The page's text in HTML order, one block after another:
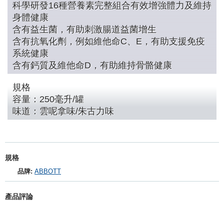
科學研發16種營養素完整組合有效增強體力及維持
身體健康
含有益生菌，有助刺激腸道益菌增生
含有抗氧化劑，例如維他命C、E，有助支援免疫
系統健康
含有鈣質及維他命D，有助維持骨骼健康
規格
容量： 250毫升/罐
味道：雲呢拿味/朱古力味
規格
品牌: ABBOTT
產品評論